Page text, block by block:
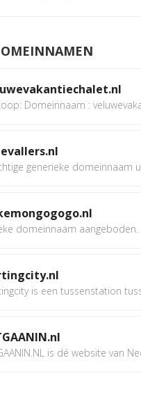
Domeinnaam :
generieke domeinnaam
domeinnaam aangeboden.
is een tussenstation
is dé website van